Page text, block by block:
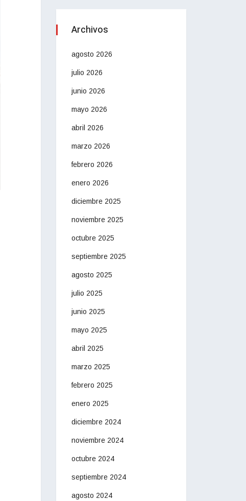
Archivos
agosto 2026
julio 2026
junio 2026
mayo 2026
abril 2026
marzo 2026
febrero 2026
enero 2026
diciembre 2025
noviembre 2025
octubre 2025
septiembre 2025
agosto 2025
julio 2025
junio 2025
mayo 2025
abril 2025
marzo 2025
febrero 2025
enero 2025
diciembre 2024
noviembre 2024
octubre 2024
septiembre 2024
agosto 2024